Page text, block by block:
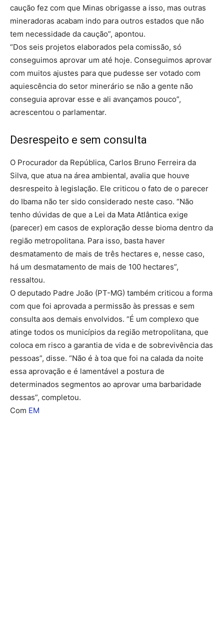
caução fez com que Minas obrigasse a isso, mas outras
mineradoras acabam indo para outros estados que não
tem necessidade da caução”, apontou.
“Dos seis projetos elaborados pela comissão, só
conseguimos aprovar um até hoje. Conseguimos aprovar
com muitos ajustes para que pudesse ser votado com
aquiescência do setor minerário se não a gente não
conseguia aprovar esse e ali avançamos pouco”,
acrescentou o parlamentar.
Desrespeito e sem consulta
O Procurador da República, Carlos Bruno Ferreira da
Silva, que atua na área ambiental, avalia que houve
desrespeito à legislação. Ele criticou o fato de o parecer
do Ibama não ter sido considerado neste caso. “Não
tenho dúvidas de que a Lei da Mata Atlântica exige
(parecer) em casos de exploração desse bioma dentro da
região metropolitana. Para isso, basta haver
desmatamento de mais de três hectares e, nesse caso,
há um desmatamento de mais de 100 hectares”,
ressaltou.
O deputado Padre João (PT-MG) também criticou a forma
com que foi aprovada a permissão às pressas e sem
consulta aos demais envolvidos. “É um complexo que
atinge todos os municípios da região metropolitana, que
coloca em risco a garantia de vida e de sobrevivência das
pessoas”, disse. “Não é à toa que foi na calada da noite
essa aprovação e é lamentável a postura de
determinados segmentos ao aprovar uma barbaridade
dessas”, completou.
Com EM